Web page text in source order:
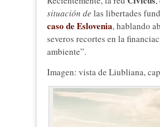
situación de las libertades
caso de Eslovenia, hablando
severos recortes en la
ambiente”.
Imagen: vista de Liubliana,